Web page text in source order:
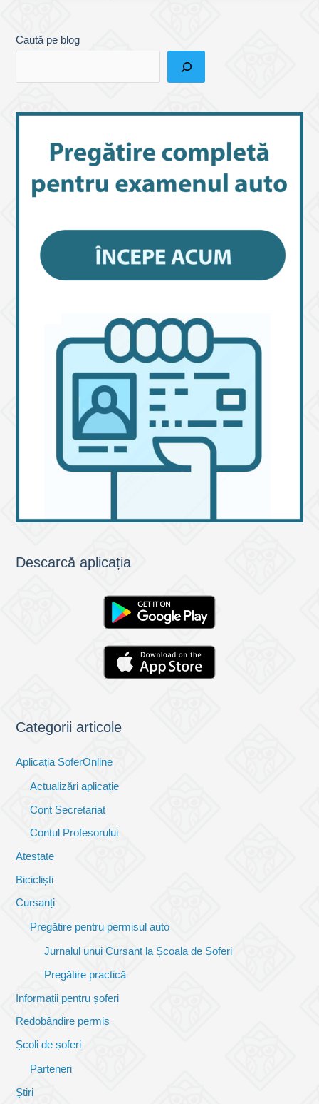
suspendat
Caută pe blog
Descarcă aplicația
Categorii articole
Aplicația SoferOnline
Actualizări aplicație
Cont Secretariat
Contul Profesorului
Atestate
Bicicliști
Cursanți
Pregătire pentru permisul auto
Jurnalul unui Cursant la Școala de Șoferi
Pregătire practică
Informații pentru șoferi
Redobândire permis
Școli de șoferi
Parteneri
Știri